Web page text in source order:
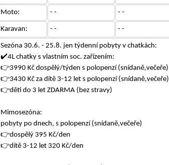
Moto: - - - -
Karavan: - - - -
Sezóna 30.6. - 25.8. jen týdenní pobyty v chatkách:
✔️4L chatky s vlastním soc. zařízením:
👉3990 Kč dospělý/týden s polopenzí (snídaně,večeře)
👉3430 Kč za dítě 3-12 let s polopenzí (snídaně,večeře)
👉děti do 3 let ZDARMA (bez stravy)
Mimosezóna:
pobyty po dnech, s polopenzí (snídaně,večeře)
👉dospělý 395 Kč/den
👉dítě 3-12 let 320 Kč/den